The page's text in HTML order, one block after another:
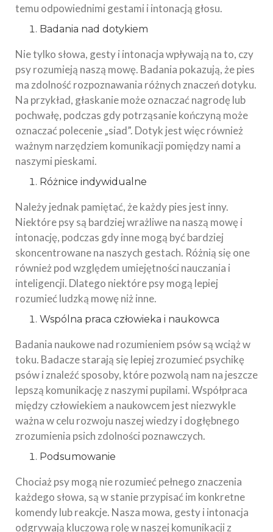
temu odpowiednimi gestami i intonacją głosu.
Badania nad dotykiem
Nie tylko słowa, gesty i intonacja wpływają na to, czy
psy rozumieją naszą mowę. Badania pokazują, że pies
ma zdolność rozpoznawania różnych znaczeń dotyku.
Na przykład, głaskanie może oznaczać nagrodę lub
pochwałę, podczas gdy potrząsanie kończyną może
oznaczać polecenie „siad”. Dotyk jest więc również
ważnym narzędziem komunikacji pomiędzy nami a
naszymi pieskami.
Różnice indywidualne
Należy jednak pamiętać, że każdy pies jest inny.
Niektóre psy są bardziej wrażliwe na naszą mowę i
intonację, podczas gdy inne mogą być bardziej
skoncentrowane na naszych gestach. Różnią się one
również pod względem umiejętności nauczania i
inteligencji. Dlatego niektóre psy mogą lepiej
rozumieć ludzką mowę niż inne.
Wspólna praca człowieka i naukowca
Badania naukowe nad rozumieniem psów są wciąż w
toku. Badacze starają się lepiej zrozumieć psychikę
psów i znaleźć sposoby, które pozwolą nam na jeszcze
lepszą komunikację z naszymi pupilami. Współpraca
między człowiekiem a naukowcem jest niezwykle
ważna w celu rozwoju naszej wiedzy i dogłębnego
zrozumienia psich zdolności poznawczych.
Podsumowanie
Chociaż psy mogą nie rozumieć pełnego znaczenia
każdego słowa, są w stanie przypisać im konkretne
komendy lub reakcje. Nasza mowa, gesty i intonacja
odgrywają kluczową rolę w naszej komunikacji z